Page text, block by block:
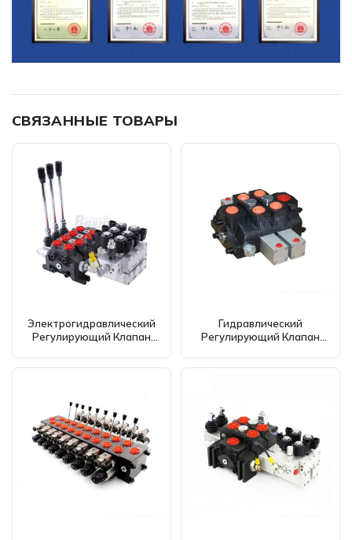
СВЯЗАННЫЕ ТОВАРЫ
Электрогидравлический
Регулирующий Клапан
Гидравлический
Регулирующий Клапан